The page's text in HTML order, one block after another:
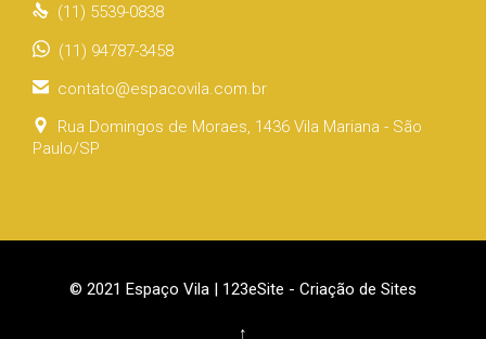
 (11) 5539-0838
(11) 94787-3458
 contato@espacovila.com.br

Rua Domingos de Moraes, 1436 Vila Mariana - São
Paulo/SP
© 2021 Espaço Vila | 123eSite - Criação de Sites
↑